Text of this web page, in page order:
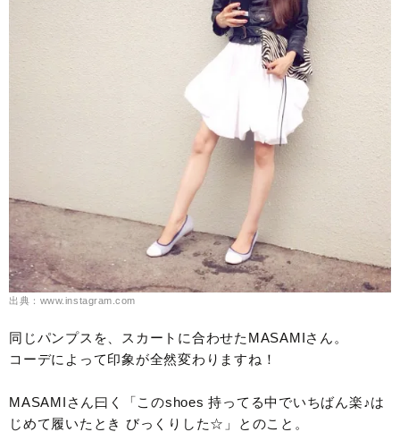
出典：www.instagram.com
同じパンプスを、スカートに合わせたMASAMIさん。
コーデによって印象が全然変わりますね！
MASAMIさん曰く「このshoes 持ってる中でいちばん楽♪は
じめて履いたとき びっくりした☆」とのこと。